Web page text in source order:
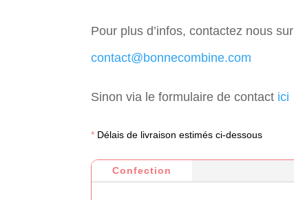
Pour plus d’infos, contactez nous sur
contact@bonnecombine.com
Sinon via le formulaire de contact ici
* Délais de livraison estimés ci-dessous
Confection